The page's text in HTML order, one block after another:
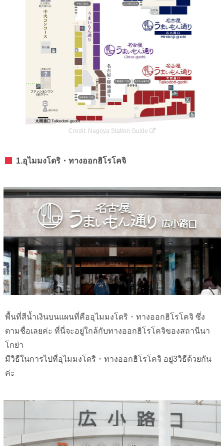
Credit: Nagoya Station Guide
1.อุไมมงโดริ・ทางออกฮิโรโคจิ
พื้นที่สีน้ำเงินบนแผนที่คืออุไมมงโดริ・ทางออกฮิโรโคจิ ซึ่ง
ตามชื่อเลยค่ะ ที่นี่จะอยู่ใกล้กับทางออกฮิโรโคจิของสถานีนา
โกย่า
มีวิธีในการไปที่อุไมมงโดริ・ทางออกฮิโรโคจิ อยู่3วิธีด้วยกัน
ค่ะ